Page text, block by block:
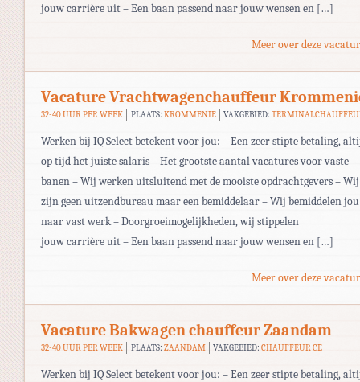
jouw carrière uit – Een baan passend naar jouw wensen en […]
Meer over deze
Vacature Vrachtwagenchauffeur
32-40 UUR PER WEEK PLAATS: KROMMENIE VAKGEBIED:
Werken bij IQ Select betekent voor jou: – Een zeer stipte betaling,
op tijd het juiste salaris – Het grootste aantal vacatures voor vaste
banen – Wij werken uitsluitend met de mooiste opdrachtgevers – Wij
zijn geen uitzendbureau maar een bemiddelaar – Wij bemiddelen jou
naar vast werk – Doorgroeimogelijkheden, wij stippelen
jouw carrière uit – Een baan passend naar jouw wensen en […]
Meer over deze
Vacature Bakwagen chauffeur Zaandam
32-40 UUR PER WEEK PLAATS: ZAANDAM VAKGEBIED:CHAUFFEUR CE
Werken bij IQ Select betekent voor jou: – Een zeer stipte betaling,